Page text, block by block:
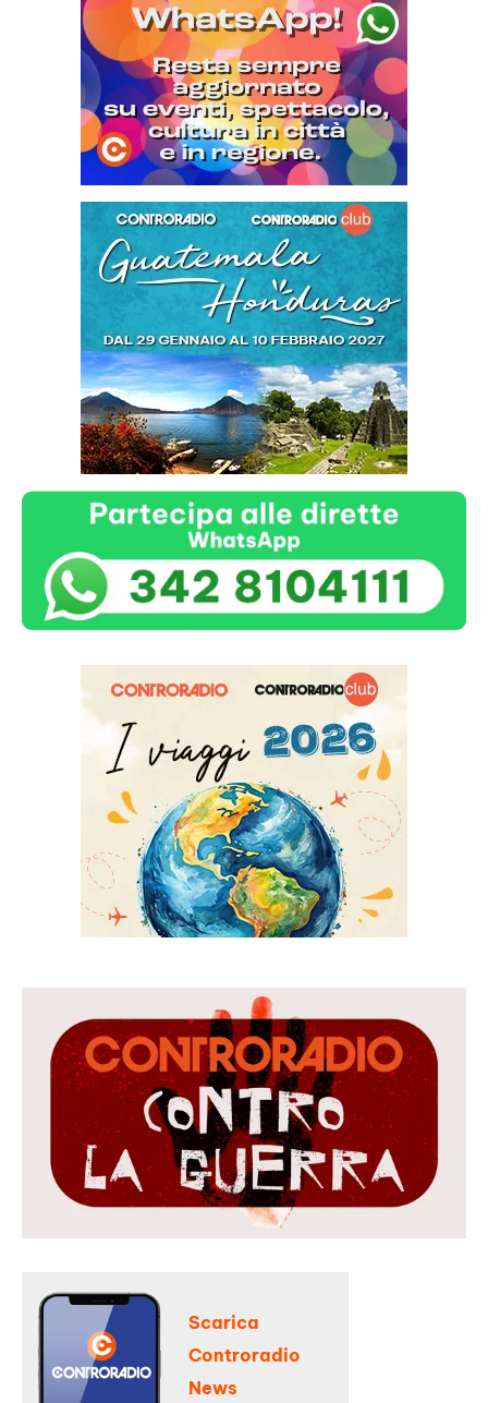
Scarica
Controradio
News